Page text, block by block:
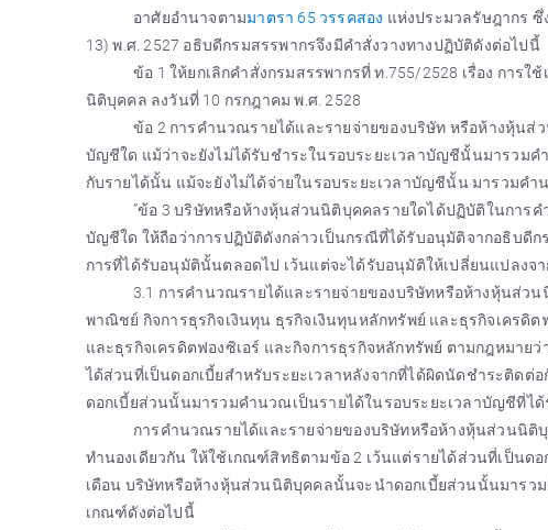
อาศัยอำนาจตามมาตรา 65 วรรคสอง แห่งประมวลรัษฎากร
13) พ.ศ. 2527 อธิบดีกรมสรรพากรจึงมีคำสั่งวางทางปฏิบัติดังต่อไปนี้
ข้อ 1 ให้ยกเลิกคำสั่งกรมสรรพากรที่ ท.755/2528 เรื่อง กา
นิติบุคคล ลงวันที่ 10 กรกฎาคม พ.ศ. 2528
ข้อ 2 การคำนวณรายได้และรายจ่ายของบริษัท หรือห้างหุ้น
บัญชีใด แม้ว่าจะยังไม่ได้รับชำระในรอบระยะเวลาบัญชีนั้นมารวม
กับรายได้นั้น แม้จะยังไม่ได้จ่ายในรอบระยะเวลาบัญชีนั้น มารวมค
”ข้อ 3 บริษัทหรือห้างหุ้นส่วนนิติบุคคลรายใดได้ปฏิบัติในการ
บัญชีใด ให้ถือว่าการปฏิบัติดังกล่าวเป็นกรณีที่ได้รับอนุมัติจากอธิบดี
การที่ได้รับอนุมัตินั้นตลอดไป เว้นแต่จะได้รับอนุมัติให้เปลี่ยนแปลงจ
3.1 การคำนวณรายได้และรายจ่ายของบริษัทหรือห้างหุ้นส่ว
พาณิชย์ กิจการธุรกิจเงินทุน ธุรกิจเงินทุนหลักทรัพย์ และธุรกิจเครดิ
และธุรกิจเครดิตฟองซิเอร์ และกิจการธุรกิจหลักทรัพย์ ตามกฎหมา
ได้ส่วนที่เป็นดอกเบี้ยสำหรับระยะเวลาหลังจากที่ได้ผิดนัดชำระติด
ดอกเบี้ยส่วนนั้นมารวมคำนวณเป็นรายได้ในรอบระยะเวลาบัญชีที่ได้
การคำนวณรายได้และรายจ่ายของบริษัทหรือห้างหุ้นส่วนนิติ
ทำนองเดียวกัน ให้ใช้เกณฑ์สิทธิตามข้อ 2 เว้นแต่รายได้ส่วนที่เป็นด
เดือน บริษัทหรือห้างหุ้นส่วนนิติบุคคลนั้นจะนำดอกเบี้ยส่วนนั้นมารว
เกณฑ์ดังต่อไปนี้